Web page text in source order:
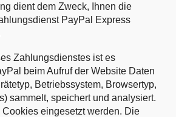
dient dem Zweck, Ihnen die
PayPal Express
Zahlungsdienstes ist es
beim Aufruf der Website Daten
Betriebssystem, Browsertyp,
sammelt, speichert und analysiert.
eingesetzt werden. Die